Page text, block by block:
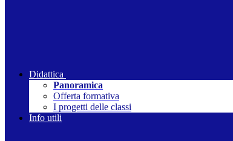
Didattica
Panoramica
Offerta formativa
I progetti delle classi
Info utili